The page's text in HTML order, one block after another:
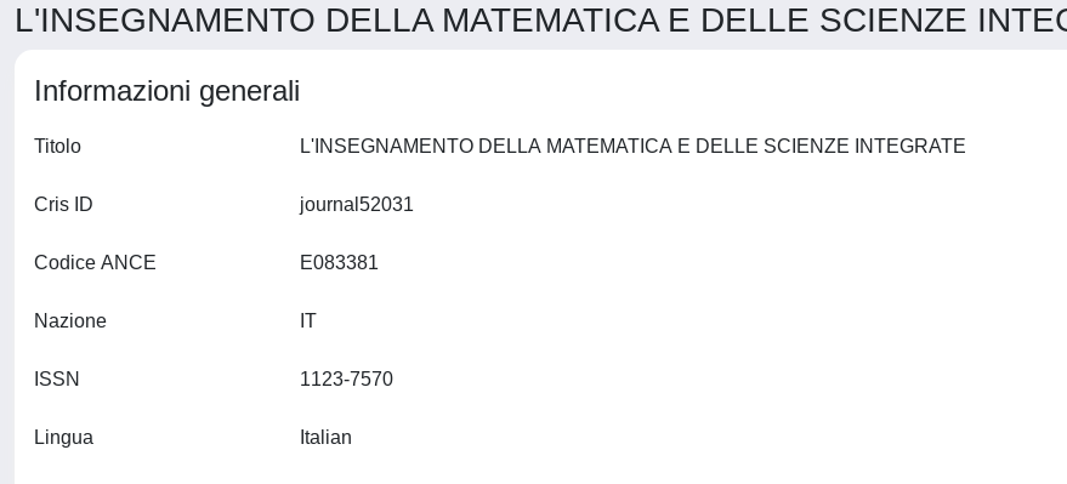
L'INSEGNAMENTO DELLA MATEMATICA E DELLE SCIENZE
Informazioni generali
Titolo
Cris ID
Codice ANCE
Nazione
ISSN
Lingua